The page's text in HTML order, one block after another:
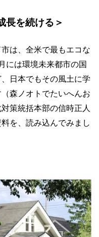
長を続ける＞
は、全米で最もエコな
には環境未来都市の国
日本でもその風土に学
森ノオトでたいへんお
策統括本部の信時正人
を、読み込んでみまし